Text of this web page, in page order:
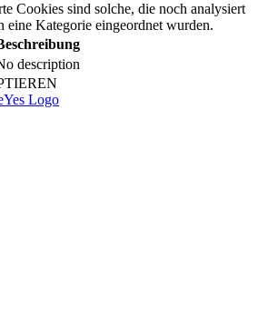
Cookies sind solche, die noch analysiert
eine Kategorie eingeordnet wurden.
description